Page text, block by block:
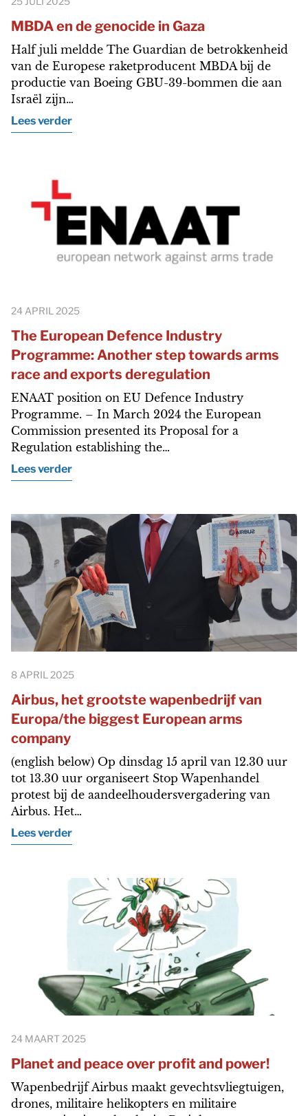
MBDA en de genocide in Gaza
Half juli meldde The Guardian de betrokkenheid
van de Europese raketproducent MBDA bij de
productie van Boeing GBU-39-bommen die aan
Israël zijn…
Lees verder
24 APRIL 2025
The European Defence Industry
Programme: Another step towards arms
race and exports deregulation
ENAAT position on EU Defence Industry
Programme. – In March 2024 the European
Commission presented its Proposal for a
Regulation establishing the…
Lees verder
8 APRIL 2025
Airbus, het grootste wapenbedrijf van
Europa/the biggest European arms
company
(english below) Op dinsdag 15 april van 12.30 uur
tot 13.30 uur organiseert Stop Wapenhandel
protest bij de aandeelhoudersvergadering van
Airbus. Het…
Lees verder
24 MAART 2025
Planet and peace over profit and power!
Wapenbedrijf Airbus maakt gevechtsvliegtuigen,
drones, militaire helikopters en militaire